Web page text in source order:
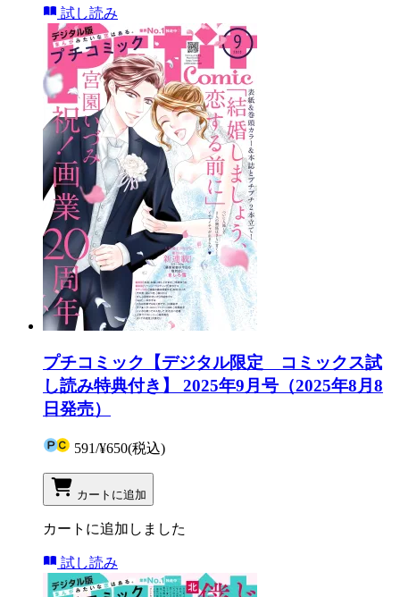
試し読み
プチコミック【デジタル限定 コミックス試
し読み特典付き】 2025年9月号（2025年8月8
日発売）
591/¥650(税込)
カートに追加
カートに追加しました
試し読み